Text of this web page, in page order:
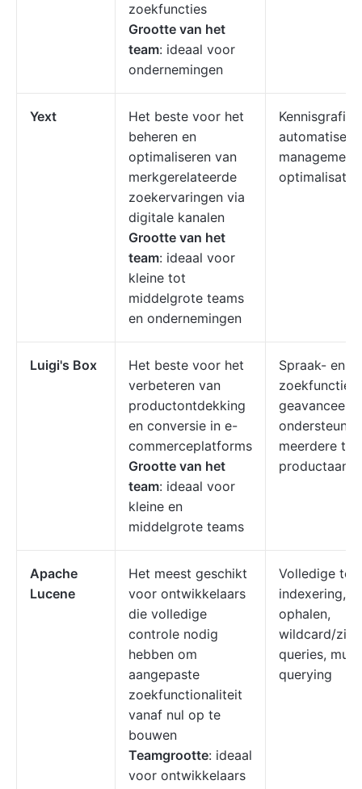
zoekfuncties
Grootte van het
team: ideaal voor
ondernemingen
Yext
Het beste voor het
beheren en
optimaliseren van
merkgerelateerde
zoekervaringen via
digitale kanalen
Grootte van het
team: ideaal voor
kleine tot
middelgrote teams
en ondernemingen
optimalisatie
Luigi's Box
Het beste voor het
verbeteren van
productontdekking
en conversie in e-
commerceplatforms
Grootte van het
team: ideaal voor
kleine en
middelgrote teams
Spraak- en
zoekfuncties,
meerdere
Apache
Lucene
Het meest geschikt
voor ontwikkelaars
die volledige
controle nodig
hebben om
aangepaste
zoekfunctionaliteit
vanaf nul op te
bouwen
Teamgrootte: ideaal
voor ontwikkelaars
Volledige
indexering,
ophalen,
wildcard/zin/
queries,
querying